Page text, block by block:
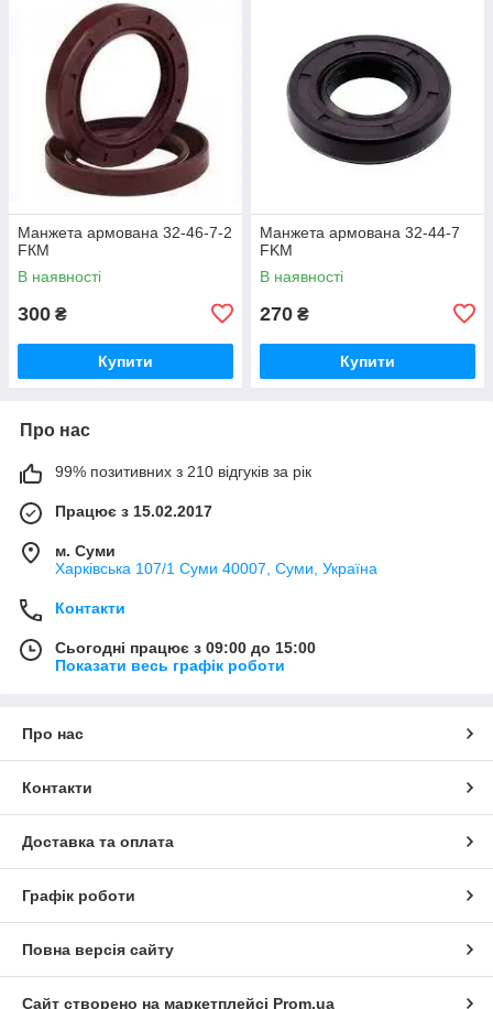
Манжета армована 32-46-7-2
FКM
В наявності
300 ₴
Купити
Манжета армована 32-44-7
FKM
В наявності
270 ₴
Купити
Про нас
99% позитивних з 210 відгуків за рік
Працює з 15.02.2017
м. Суми
Харківська 107/1 Суми 40007, Суми, Україна
Контакти
Сьогодні працює з 09:00 до 15:00
Показати весь графік роботи
Про нас
Контакти
Доставка та оплата
Графік роботи
Повна версія сайту
Сайт створено на маркетплейсі Prom.ua